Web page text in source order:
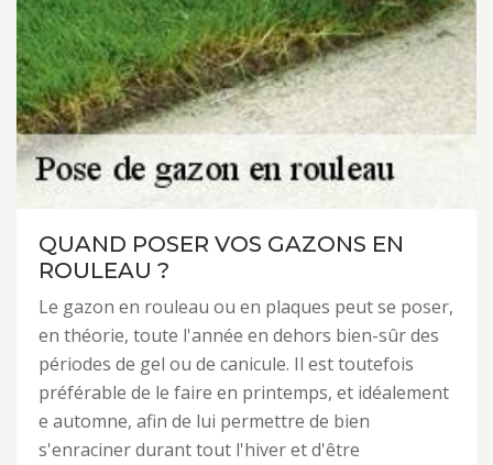
QUAND POSER VOS GAZONS EN
ROULEAU ?
Le gazon en rouleau ou en plaques peut se poser,
en théorie, toute l'année en dehors bien-sûr des
périodes de gel ou de canicule. Il est toutefois
préférable de le faire en printemps, et idéalement
e automne, afin de lui permettre de bien
s'enraciner durant tout l'hiver et d'être